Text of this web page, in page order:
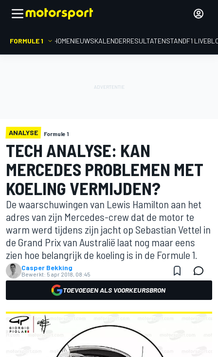
FORMULE 1 HOMENIEUWSKALENDERRESULTATENSTANDF1
ANALYSE Formule 1
TECH ANALYSE: KAN
MERCEDES PROBLEMEN MET
KOELING VERMIJDEN?
De waarschuwingen van Lewis Hamilton aan het
adres van zijn Mercedes-crew dat de motor te
warm werd tijdens zijn jacht op Sebastian Vettel in
de Grand Prix van Australië laat nog maar eens
zien hoe belangrijk de koeling is in de Formule 1.
Casper Bekking
Bewerkt: 5 apr 2018, 08:45
TOEVOEGEN ALS VOORKEURSBRON